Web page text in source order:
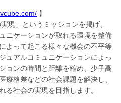
】
現」というミッションを掲げ、
ニケーションが取れる環境を整備
よって起こる様々な機会の不平等
ュアルコミュニケーションによっ
ョンの時間と距離を縮め、少子高
療格差などの社会課題を解決し、
る社会の実現を目指します。